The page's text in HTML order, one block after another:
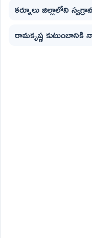
కర్నూలు జిల్లాలోని
రామకృష్ణ